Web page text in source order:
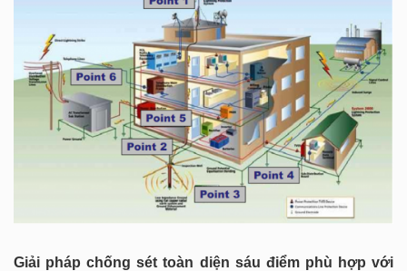
Giải pháp chống sét toàn diện sáu điểm phù hợp với